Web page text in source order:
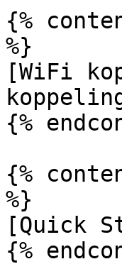
{%
%}
[WiFi
{%
{%
%}
[Quick
{%